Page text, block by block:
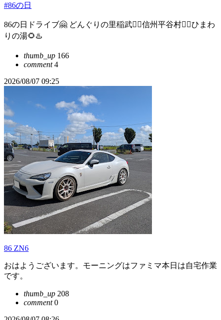
#86の日
86の日ドライブ🤗 どんぐりの里稲武☝🏻信州平谷村☝🏻ひまわ
りの湯🌻♨️
thumb_up 166
comment4
2026/08/07 09:25
86 ZN6
おはようございます。モーニングはファミマ本日は自宅作業
です。
thumb_up 208
comment0